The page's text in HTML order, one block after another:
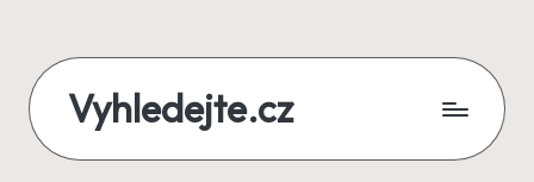
content
Vyhledejte.cz
zájezdy,